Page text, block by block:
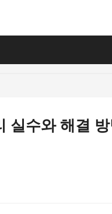
실수와 해결 방